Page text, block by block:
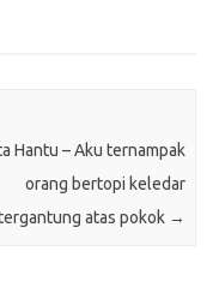
Hantu – Aku ternampak
orang bertopi keledar
atas pokok →